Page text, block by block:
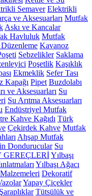
Semaver Elektrikli
ve Aksesuarları Mutfak
Askı ve Kancalar
Havluluk Mutfak
Kavanoz
Sebzelikler Saklama
Poşetlik Kaşıklık
Ekmeklik Sefer Tası
Kapağı Pipet Buzdolabı
ve Aksesuarları Su
Su Arıtma Aksesuarları
Endüstriyel Mutfak
Kahve Kağıdı Türk
Çekirdek Kahve Mutfak
Ahşap Mutfak
Dondurucular Su
GEREÇLERİYılbaşı
Yılbaşı Ağacı
Dekoratif
Yapay Çiçekler
Şaraplıklar Tütsülük ve